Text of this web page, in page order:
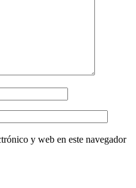
y web en este navegador